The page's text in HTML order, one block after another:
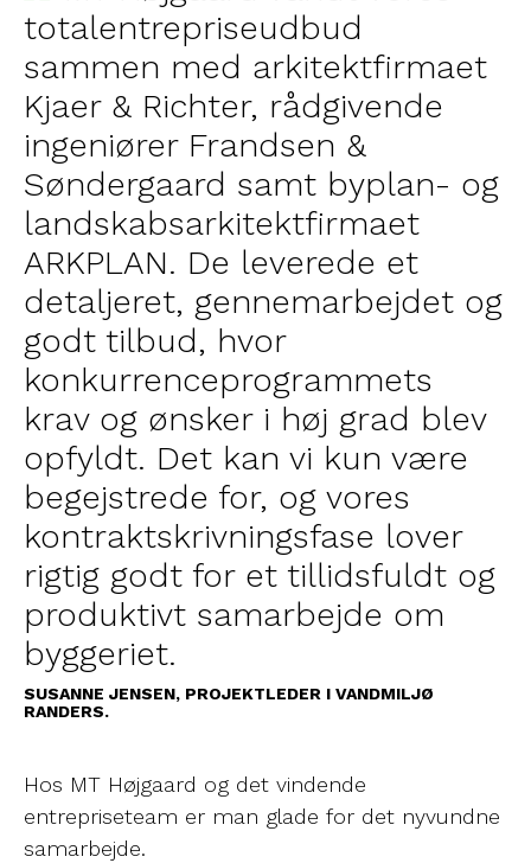
totalentrepriseudbud
sammen med arkitektfirmaet
Kjaer & Richter, rådgivende
ingeniører Frandsen &
Søndergaard samt byplan- og
landskabsarkitektfirmaet
ARKPLAN. De leverede et
detaljeret, gennemarbejdet og
godt tilbud, hvor
konkurrenceprogrammets
krav og ønsker i høj grad blev
opfyldt. Det kan vi kun være
begejstrede for, og vores
kontraktskrivningsfase lover
rigtig godt for et tillidsfuldt og
produktivt samarbejde om
byggeriet.
SUSANNE JENSEN, PROJEKTLEDER I VANDMILJØ
RANDERS.
Hos MT Højgaard og det vindende
entrepriseteam er man glade for det nyvundne
samarbejde.